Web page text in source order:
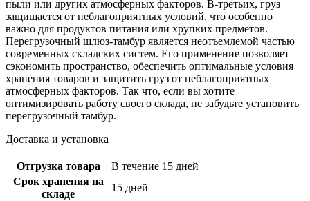
пыли или других атмосферных факторов. В-третьих, груз
защищается от неблагоприятных условий, что особенно
важно для продуктов питания или хрупких предметов.
Перегрузочный шлюз-тамбур является неотъемлемой частью
современных складских систем. Его применение позволяет
сэкономить пространство, обеспечить оптимальные условия
хранения товаров и защитить груз от неблагоприятных
атмосферных факторов. Так что, если вы хотите
оптимизировать работу своего склада, не забудьте установить
перегрузочный тамбур.
Доставка и установка
Отгрузка товара
В течение 15 дней
Срок хранения на
складе
15 дней